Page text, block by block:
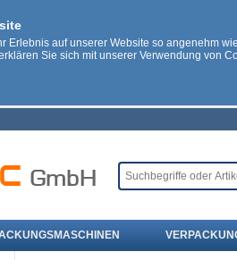
Erlebnis auf unserer Website so angenehm
Sie sich mit unserer Verwendung von